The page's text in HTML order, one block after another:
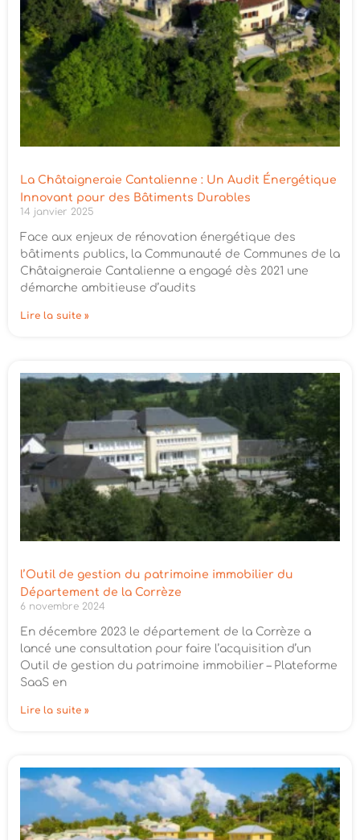
La Châtaigneraie Cantalienne : Un Audit Énergétique
Innovant pour des Bâtiments Durables
14 janvier 2025
Face aux enjeux de rénovation énergétique des
bâtiments publics, la Communauté de Communes de la
Châtaigneraie Cantalienne a engagé dès 2021 une
démarche ambitieuse d’audits
Lire la suite »
l’Outil de gestion du patrimoine immobilier du
Département de la Corrèze
6 novembre 2024
En décembre 2023 le département de la Corrèze a
lancé une consultation pour faire l’acquisition d’un
Outil de gestion du patrimoine immobilier – Plateforme
SaaS en
Lire la suite »